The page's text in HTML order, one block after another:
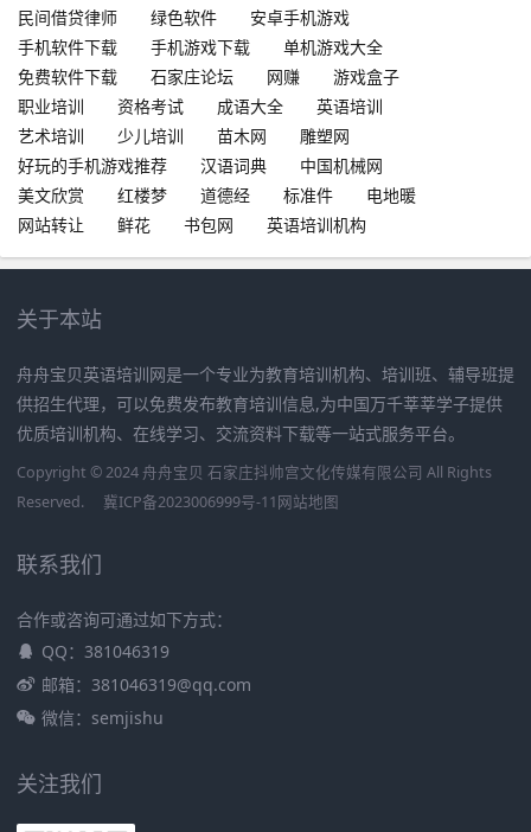
民间借贷律师
绿色软件
安卓手机游戏
手机软件下载
手机游戏下载
单机游戏大全
免费软件下载
石家庄论坛 网赚
游戏盒子
职业培训
资格考试 成语大全
英语培训
艺术培训
少儿培训 苗木网
雕塑网
好玩的手机游戏推荐
汉语词典
中国机械网
美文欣赏
红楼梦 道德经 标准件
电地暖
网站转让
鲜花 书包网 英语培训机构
关于本站
舟舟宝贝英语培训网是一个专业为教育培训机构、培训班、辅导班提
供招生代理，可以免费发布教育培训信息,为中国万千莘莘学子提供
优质培训机构、在线学习、交流资料下载等一站式服务平台。
Copyright © 2024 舟舟宝贝 石家庄抖帅宫文化传媒有限公司 All Rights
Reserved.
冀ICP备2023006999号-11网站地图
联系我们
合作或咨询可通过如下方式：
QQ：381046319
邮箱：381046319@qq.com
微信：semjishu
关注我们